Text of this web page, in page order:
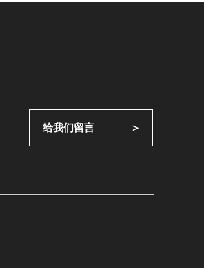
给我们留言             ＞